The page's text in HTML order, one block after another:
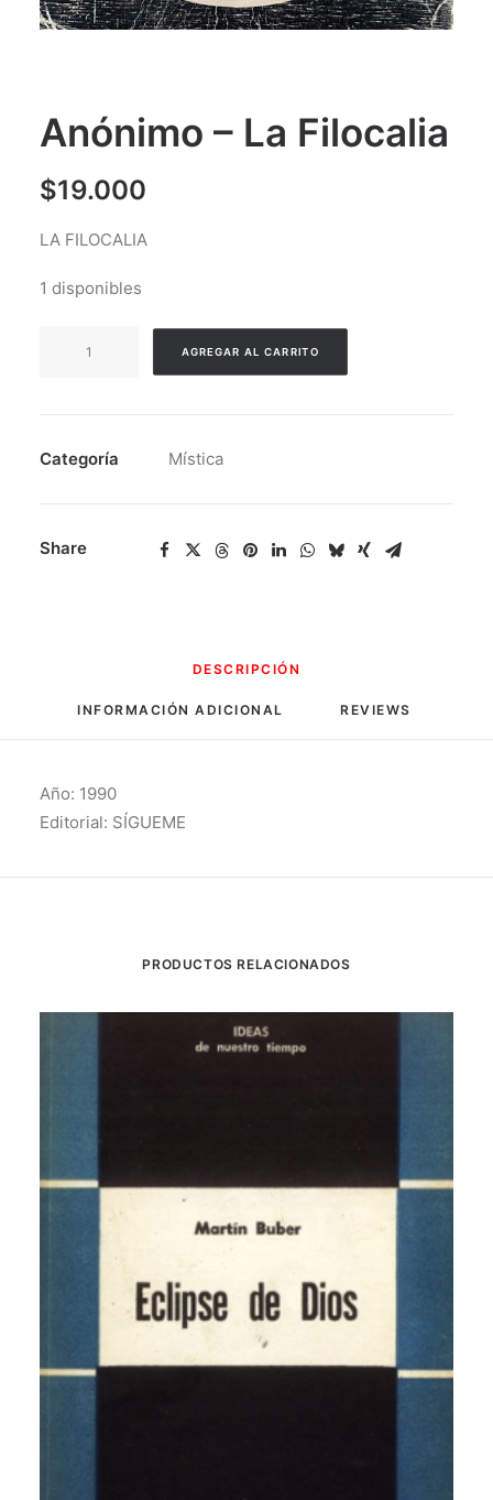
Anónimo – La Filocalia
$19.000
LA FILOCALIA
1 disponibles
cantidad
AGREGAR AL CARRITO
Categoría Mística
Share
DESCRIPCIÓN
INFORMACIÓN ADICIONAL REVIEWS
Año: 1990
Editorial: SÍGUEME
PRODUCTOS RELACIONADOS